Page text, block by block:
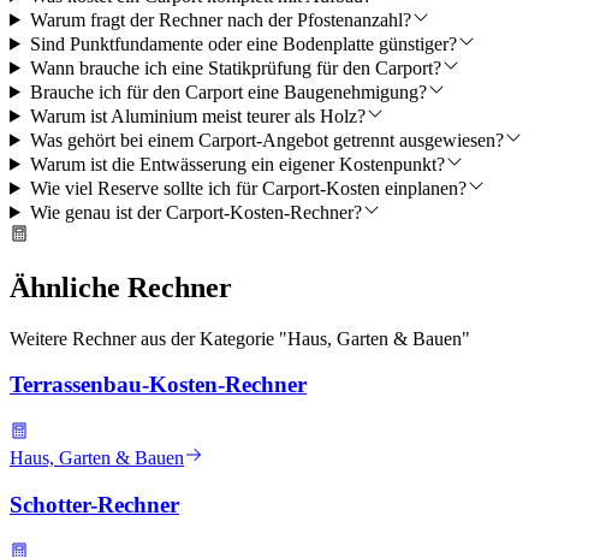
Warum fragt der Rechner nach der Pfostenanzahl?
Sind Punktfundamente oder eine Bodenplatte günstiger?
Wann brauche ich eine Statikprüfung für den Carport?
Brauche ich für den Carport eine Baugenehmigung?
Warum ist Aluminium meist teurer als Holz?
Was gehört bei einem Carport-Angebot getrennt ausgewiesen?
Warum ist die Entwässerung ein eigener Kostenpunkt?
Wie viel Reserve sollte ich für Carport-Kosten einplanen?
Wie genau ist der Carport-Kosten-Rechner?
Ähnliche Rechner
Weitere Rechner aus der Kategorie "Haus, Garten & Bauen"
Terrassenbau-Kosten-Rechner
Haus, Garten & Bauen
Schotter-Rechner